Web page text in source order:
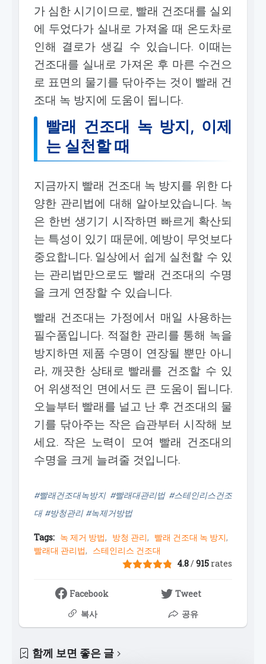
가 심한 시기이므로, 빨래 건조대를 실외
에 두었다가 실내로 가져올 때 온도차로
인해 결로가 생길 수 있습니다. 이때는
건조대를 실내로 가져온 후 마른 수건으
로 표면의 물기를 닦아주는 것이 빨래 건
조대 녹 방지에 도움이 됩니다.
빨래 건조대 녹 방지, 이제
는 실천할 때
지금까지 빨래 건조대 녹 방지를 위한 다
양한 관리법에 대해 알아보았습니다. 녹
은 한번 생기기 시작하면 빠르게 확산되
는 특성이 있기 때문에, 예방이 무엇보다
중요합니다. 일상에서 쉽게 실천할 수 있
는 관리법만으로도 빨래 건조대의 수명
을 크게 연장할 수 있습니다.
빨래 건조대는 가정에서 매일 사용하는
필수품입니다. 적절한 관리를 통해 녹을
방지하면 제품 수명이 연장될 뿐만 아니
라, 깨끗한 상태로 빨래를 건조할 수 있
어 위생적인 면에서도 큰 도움이 됩니다.
오늘부터 빨래를 널고 난 후 건조대의 물
기를 닦아주는 작은 습관부터 시작해 보
세요. 작은 노력이 모여 빨래 건조대의
수명을 크게 늘려줄 것입니다.
#빨래건조대녹방지 #빨래대관리법 #스테인리스건조
대 #방청관리 #녹제거방법
Tags: 녹 제거 방법 방청 관리
빨래 건조대 녹 방지
빨래대 관리법
스테인리스 건조대
4.8/915 rates
Facebook
Tweet
복사
공유
함께 보면 좋은 글